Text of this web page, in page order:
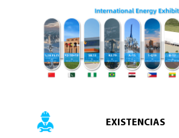
EXISTENCIAS